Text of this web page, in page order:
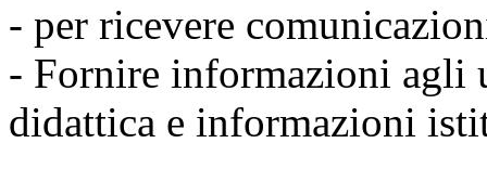
- per ricevere
- Fornire informazioni agli
didattica e informazioni